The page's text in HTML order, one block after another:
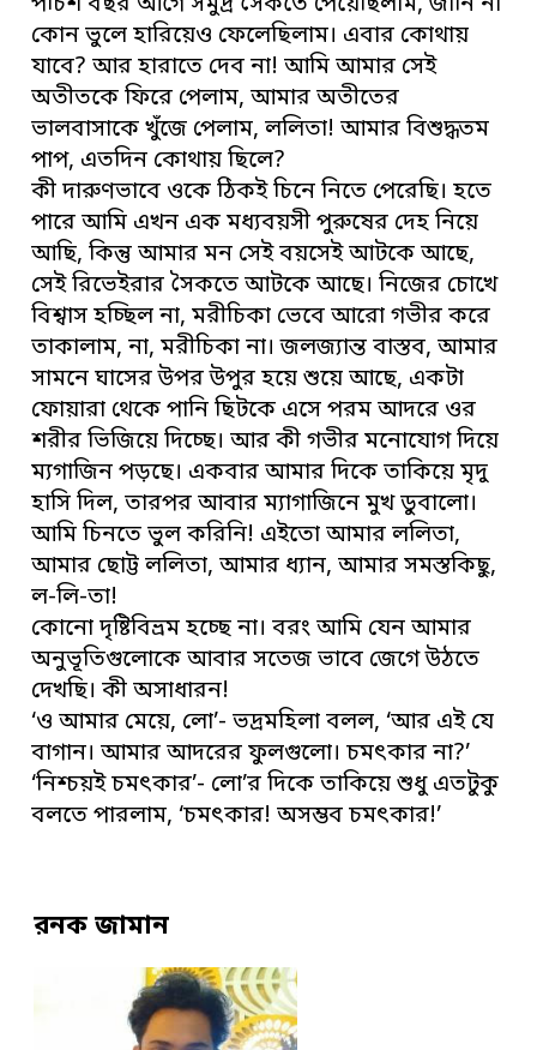
কোন ভুলে হারিয়েও ফেলেছিলাম। এবার কোথায়
যাবে? আর হারাতে দেব না! আমি আমার সেই
অতীতকে ফিরে পেলাম, আমার অতীতের
ভালবাসাকে খুঁজে পেলাম, ললিতা! আমার বিশুদ্ধতম
পাপ, এতদিন কোথায় ছিলে?
কী দারুণভাবে ওকে ঠিকই চিনে নিতে পেরেছি। হতে
পারে আমি এখন এক মধ্যবয়সী পুরুষের দেহ নিয়ে
আছি, কিন্তু আমার মন সেই বয়সেই আটকে আছে,
সেই রিভেইরার সৈকতে আটকে আছে। নিজের চোখে
বিশ্বাস হচ্ছিল না, মরীচিকা ভেবে আরো গভীর করে
তাকালাম, না, মরীচিকা না। জলজ্যান্ত বাস্তব, আমার
সামনে ঘাসের উপর উপুর হয়ে শুয়ে আছে, একটা
ফোয়ারা থেকে পানি ছিটকে এসে পরম আদরে ওর
শরীর ভিজিয়ে দিচ্ছে। আর কী গভীর মনোযোগ দিয়ে
ম্যগাজিন পড়ছে। একবার আমার দিকে তাকিয়ে মৃদু
হাসি দিল, তারপর আবার ম্যাগাজিনে মুখ ডুবালো।
আমি চিনতে ভুল করিনি! এইতো আমার ললিতা,
আমার ছোট্ট ললিতা, আমার ধ্যান, আমার সমস্তকিছু,
ল-লি-তা!
কোনো দৃষ্টিবিভ্রম হচ্ছে না। বরং আমি যেন আমার
অনুভূতিগুলোকে আবার সতেজ ভাবে জেগে উঠতে
দেখছি। কী অসাধারন!
‘ও আমার মেয়ে, লো’- ভদ্রমহিলা বলল, ‘আর এই যে
বাগান। আমার আদরের ফুলগুলো। চমৎকার না?’
‘নিশ্চয়ই চমৎকার’- লো’র দিকে তাকিয়ে শুধু এতটুকু
বলতে পারলাম, ‘চমৎকার! অসম্ভব চমৎকার!’
রনক জামান